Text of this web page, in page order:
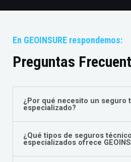
En GEOINSURE respondemos:
Preguntas
¿Por qué necesito un seguro
especializado?
¿Qué tipos de seguros
especializados ofrece